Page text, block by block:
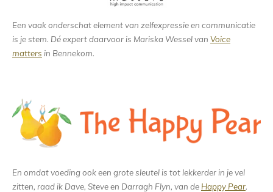
Een vaak onderschat element van zelfexpressie en communicatie
is je stem. Dé expert daarvoor is Mariska Wessel van Voice
matters in Bennekom.
En omdat voeding ook een grote sleutel is tot lekkerder in je vel
zitten, raad ik Dave, Steve en Darragh Flyn, van de Happy Pear.